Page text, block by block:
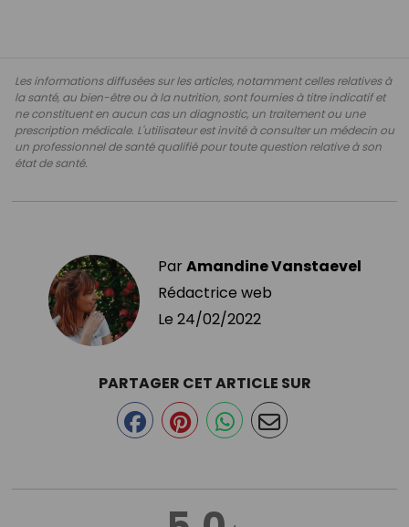
Les informations diffusées sur les articles, notamment celles relatives à
la santé, au bien-être ou à la nutrition, sont fournies à titre indicatif et
ne constituent en aucun cas un diagnostic, un traitement ou une
prescription médicale. L'utilisateur est invité à consulter un médecin ou
un professionnel de santé qualifié pour toute question relative à son
état de santé.
ParAmandine Vanstaevel
Rédactrice web
Le 24/02/2022
PARTAGER CET ARTICLE SUR